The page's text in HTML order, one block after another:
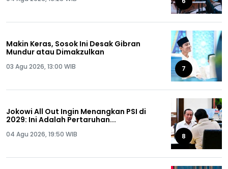
Makin Keras, Sosok Ini Desak Gibran
Mundur atau Dimakzulkan
03 Agu 2026, 13:00 WIB 7
Jokowi All Out Ingin Menangkan PSI di
2029: Ini Adalah Pertaruhan...
04 Agu 2026, 19:50 WIB 8